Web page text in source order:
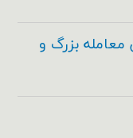
این معامله بزرگ و